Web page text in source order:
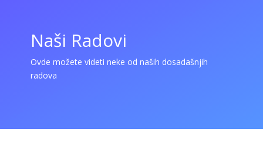
Naši Radovi
Ovde možete videti neke od naših dosadašnjih
radova